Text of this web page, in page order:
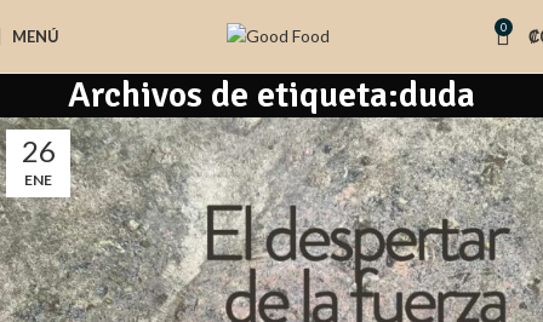
MENÚ 0 ₡
Archivos de etiqueta:duda
26
ENE